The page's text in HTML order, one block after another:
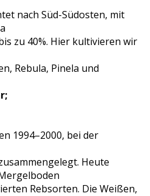
nach Süd-Südosten, mit
zu 40%. Hier kultivieren wir
Rebula, Pinela und
1994–2000, bei der
Heute
Rebsorten. Die Weißen,